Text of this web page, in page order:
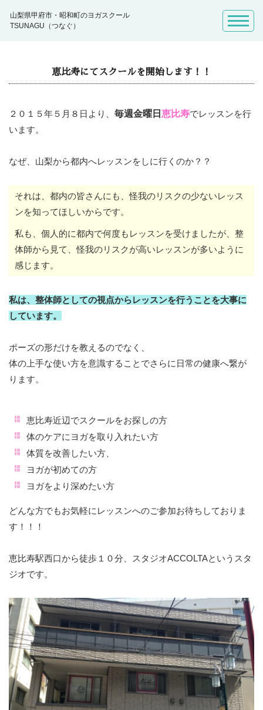
山梨県甲府市・昭和町のヨガスクール
TSUNAGU（つなぐ）
恵比寿にてスクールを開始します！！
２０１５年５月８日より、 毎週金曜日 恵比寿でレッスンを行
います。
なぜ、山梨から都内へレッスンをしに行くのか？？
それは、都内の皆さんにも、怪我のリスクの少ないレッス
ンを知ってほしいからです。
私も、個人的に都内で何度もレッスンを受けましたが、整
体師から見て、怪我のリスクが高いレッスンが多いように
感じます。
私は、整体師としての視点からレッスンを行うことを大事に
しています。
ポーズの形だけを教えるのでなく、
体の上手な使い方を意識することでさらに日常の健康へ繋が
ります。
恵比寿近辺でスクールをお探しの方
体のケアにヨガを取り入れたい方
体質を改善したい方、
ヨガが初めての方
ヨガをより深めたい方
どんな方でもお気軽にレッスンへのご参加お待ちしておりま
す！！！
恵比寿駅西口から徒歩１０分、スタジオACCOLTAというスタ
ジオです。